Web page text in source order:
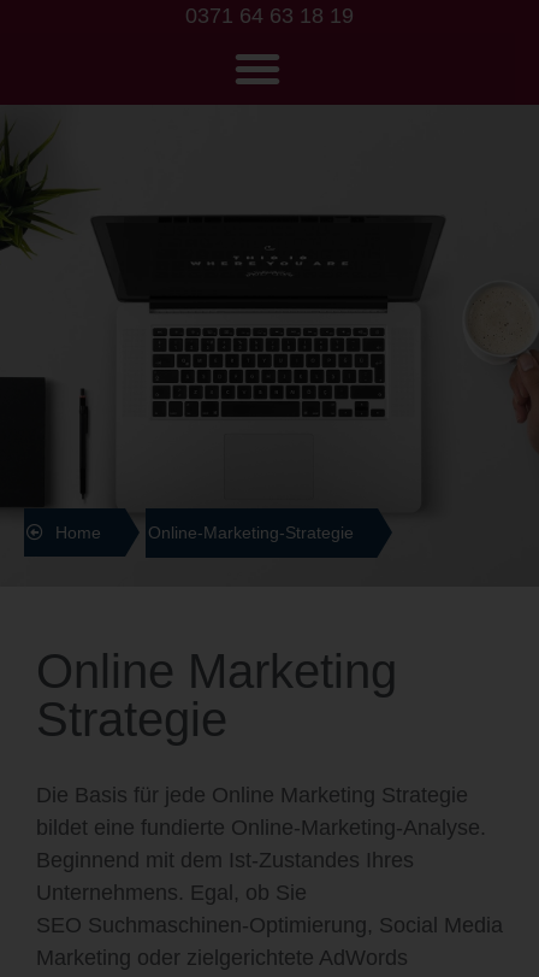
0371 64 63 18 19
Home Online-Marketing-Strategie
Online Marketing
Strategie
Die Basis für jede Online Marketing Strategie
bildet eine fundierte Online-Marketing-Analyse.
Beginnend mit dem Ist-Zustandes Ihres
Unternehmens. Egal, ob Sie
SEO Suchmaschinen-Optimierung, Social Media
Marketing oder zielgerichtete AdWords